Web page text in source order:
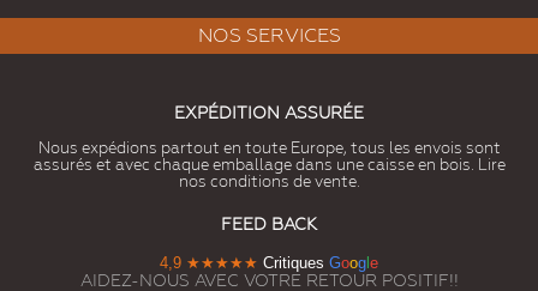
NOS SERVICES
EXPÉDITION ASSURÉE
Nous expédions partout en toute Europe, tous les envois sont
assurés et avec chaque emballage dans une caisse en bois. Lire
nos conditions de vente.
FEED BACK
4,9 ★★★★★ Critiques Google
AIDEZ-NOUS AVEC VOTRE RETOUR POSITIF!!